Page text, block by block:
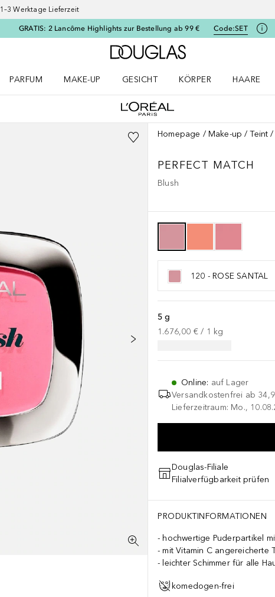
1–3 Werktage Lieferzeit
GRATIS: 2 Lancôme Highlights zur Bestellung ab 99 € Code:SET
Zur Douglas Startseite
PARFUM
MAKE-UP
GESICHT
KÖRPER
HAARE
Homepage Make-up Teint
PERFECT MATCH
Blush
120 - ROSE SANTAL
5 g
1.676,00 € / 1 kg
Online: auf Lager
Versandkostenfrei ab
Lieferzeitraum: Mo.,
Douglas-Filiale
Filialverfügbarkeit prüfen
PRODUKTINFORMATIONEN
hochwertige Puderpartikel
mit Vitamin C angereicherte
leichter Schimmer für alle
komedogen-frei